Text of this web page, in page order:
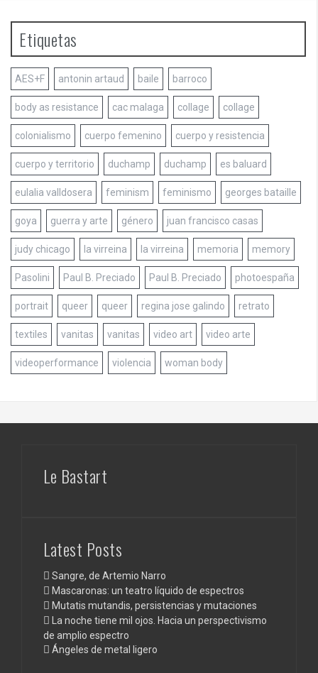
Etiquetas
AES+F antonin artaud baile barroco
body as resistance cac malaga collage collage
colonialismo cuerpo femenino cuerpo y resistencia
cuerpo y territorio duchamp duchamp es baluard
eulalia valldosera feminism feminismo georges bataille
goya guerra y arte género juan francisco casas
judy chicago la virreina la virreina memoria memory
Pasolini Paul B. Preciado Paul B. Preciado photoespaña
portrait queer queer regina jose galindo retrato
textiles vanitas vanitas video art video arte
videoperformance violencia woman body
Le Bastart
Latest Posts
Sangre, de Artemio Narro
Mascaronas: un teatro líquido de espectros
Mutatis mutandis, persistencias y mutaciones
La noche tiene mil ojos. Hacia un perspectivismo
de amplio espectro
Ángeles de metal ligero